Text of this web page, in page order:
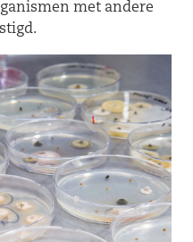
met andere